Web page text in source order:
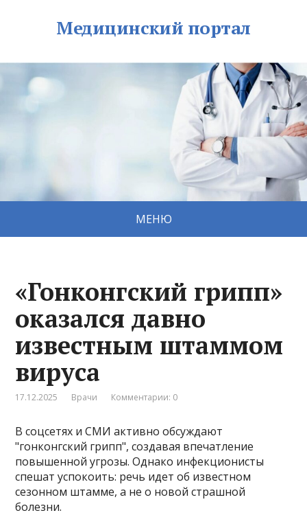
Медицинский портал
МЕНЮ
«Гонконгский грипп»
оказался давно
известным штаммом
вируса
17.12.2025 Врачи Комментарии: 0
В соцсетях и СМИ активно обсуждают
"гонконгский грипп", создавая впечатление
повышенной угрозы. Однако инфекционисты
спешат успокоить: речь идет об известном
сезонном штамме, а не о новой страшной
болезни.